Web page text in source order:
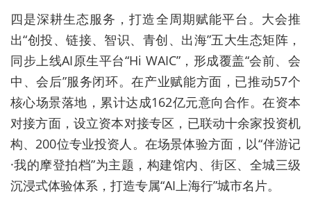
四是深耕生态服务，打造全周期赋能平台。大会推
出“创投、链接、智识、青创、出海”五大生态矩阵，
同步上线AI原生平台“Hi WAIC”，形成覆盖“会前、会
中、会后”服务闭环。在产业赋能方面，已推动57个
核心场景落地，累计达成162亿元意向合作。在资本
对接方面，设立资本对接专区，已联动十余家投资机
构、200位专业投资人。在场景体验方面，以“伴游记
·我的摩登拍档”为主题，构建馆内、街区、全城三级
沉浸式体验体系，打造专属“AI上海行”城市名片。